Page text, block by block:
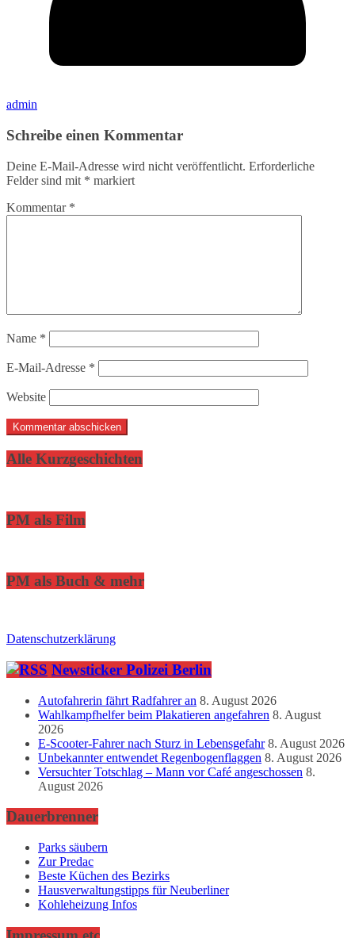
admin
Schreibe einen Kommentar
Deine E-Mail-Adresse wird nicht veröffentlicht. Erforderliche
Felder sind mit * markiert
Kommentar *
Name *
E-Mail-Adresse *
Website
Alle Kurzgeschichten
PM als Film
PM als Buch & mehr
Datenschutzerklärung
Newsticker Polizei Berlin
Autofahrerin fährt Radfahrer an 8. August 2026
Wahlkampfhelfer beim Plakatieren angefahren 8. August
2026
E-Scooter-Fahrer nach Sturz in Lebensgefahr 8. August 2026
Unbekannter entwendet Regenbogenflaggen 8. August 2026
Versuchter Totschlag – Mann vor Café angeschossen 8.
August 2026
Dauerbrenner
Parks säubern
Zur Predac
Beste Küchen des Bezirks
Hausverwaltungstipps für Neuberliner
Kohleheizung Infos